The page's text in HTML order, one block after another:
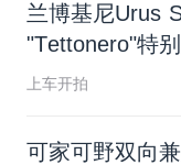
兰博基尼Urus
"Tettonero"特别
秀引爆
上车开拍
可家可野双向